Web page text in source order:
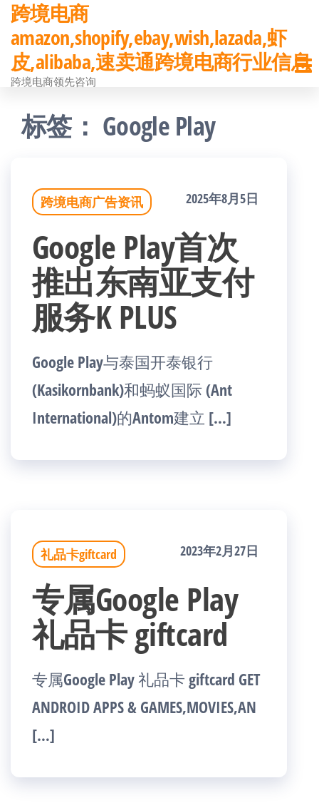
前
往
内
跨境电商
amazon,shopify,ebay,wish,lazada,虾
皮,alibaba,速卖通跨境电商行业信息
跨境电商领先咨询
标签： Google Play
跨境电商广告资讯 2025年8月5日
Google Play首次
推出东南亚支付
服务K PLUS
Google Play与泰国开泰银行
(Kasikornbank)和蚂蚁国际 (Ant
International)的Antom建立 […]
礼品卡giftcard 2023年2月27日
专属Google Play
礼品卡 giftcard
专属Google Play 礼品卡 giftcard GET
ANDROID APPS & GAMES,MOVIES,AN
[…]